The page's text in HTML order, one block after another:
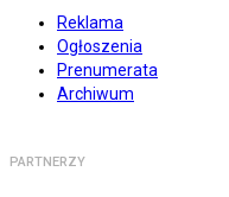
Reklama
Ogłoszenia
Prenumerata
Archiwum
PARTNERZY